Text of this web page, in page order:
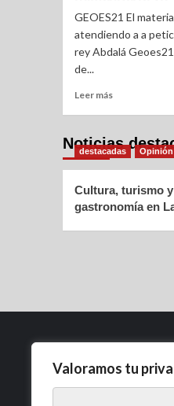
Valoramos tu
GEOES21 El
atendiendo a a
rey Abdalá
de...
Leer más
Noticias
destacadas Opinión
Cultura, turismo y
gastronomía en
Política de
Aviso Legal